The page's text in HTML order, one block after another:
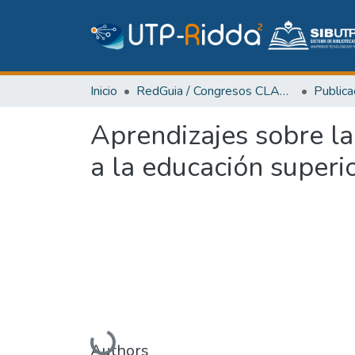
Inicio RedGuia / Congresos CLABES
Aprendizajes sobre
a la educación
Cargando...
Authors